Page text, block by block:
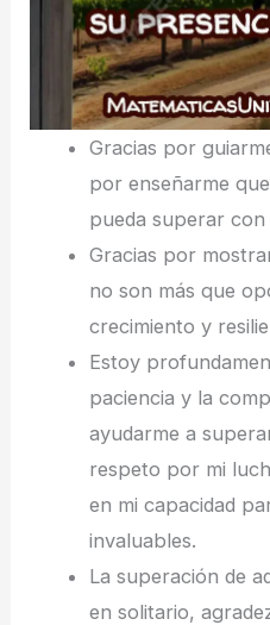
Gracias por
por enseñarme
pueda superar
Gracias por
no son más que
crecimiento y
Estoy
paciencia y la
ayudarme a
respeto por mi
en mi capacidad
invaluables.
La superación de
en solitario,